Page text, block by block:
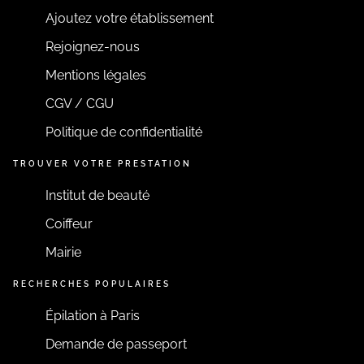
EN SAVOIR PLUS
Ajoutez votre établissement
Rejoignez-nous
Mentions légales
CGV / CGU
Politique de confidentialité
TROUVER VOTRE PRESTATION
Institut de beauté
Coiffeur
Mairie
RECHERCHES POPULAIRES
Épilation à Paris
Demande de passeport